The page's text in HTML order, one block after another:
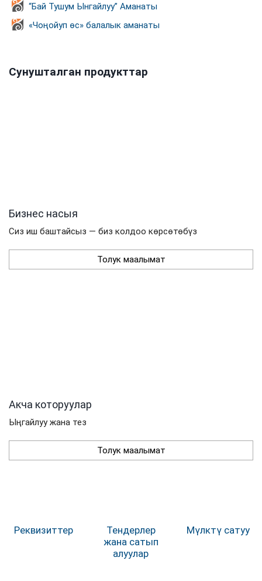
“Бай Тушум Ынгайлуу” Аманаты
«Чоңойуп өс» балалык аманаты
Сунушталган продукттар
Бизнес насыя
Сиз иш баштайсыз — биз колдоо көрсөтөбүз
Толук маалымат
Акча которуулар
Ыңгайлуу жана тез
Толук маалымат
Реквизиттер
Тендерлер
жана сатып
алуулар
Мүлктү сатуу